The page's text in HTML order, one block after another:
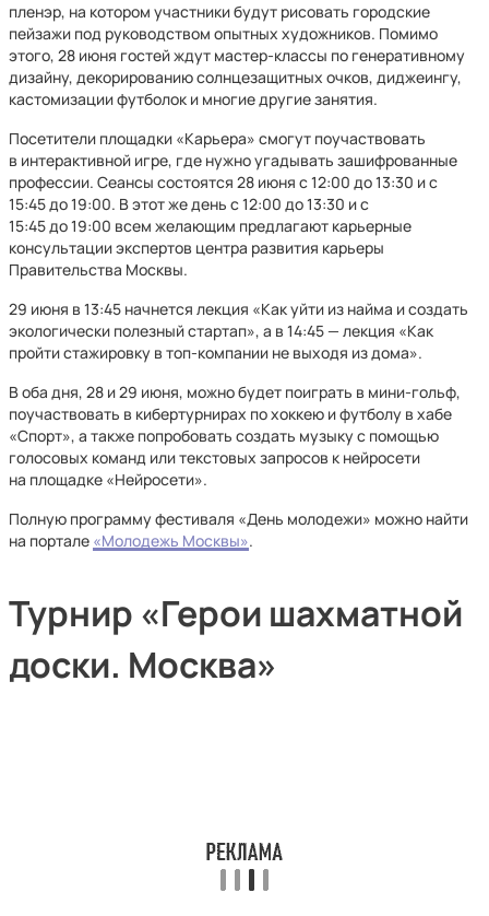
пленэр, на котором участники будут рисовать городские
пейзажи под руководством опытных художников. Помимо
этого, 28 июня гостей ждут мастер-классы по генеративному
дизайну, декорированию солнцезащитных очков, диджеингу,
кастомизации футболок и многие другие занятия.
Посетители площадки «Карьера» смогут поучаствовать
в интерактивной игре, где нужно угадывать зашифрованные
профессии. Сеансы состоятся 28 июня с 12:00 до 13:30 и с
15:45 до 19:00. В этот же день с 12:00 до 13:30 и с
15:45 до 19:00 всем желающим предлагают карьерные
консультации экспертов центра развития карьеры
Правительства Москвы.
29 июня в 13:45 начнется лекция «Как уйти из найма и создать
экологически полезный стартап», а в 14:45 — лекция «Как
пройти стажировку в топ-компании не выходя из дома».
В оба дня, 28 и 29 июня, можно будет поиграть в мини-гольф,
поучаствовать в кибертурнирах по хоккею и футболу в хабе
«Спорт», а также попробовать создать музыку с помощью
голосовых команд или текстовых запросов к нейросети
на площадке «Нейросети».
Полную программу фестиваля «День молодежи» можно найти
на портале «Молодежь Москвы».
Турнир «Герои шахматной
доски. Москва»